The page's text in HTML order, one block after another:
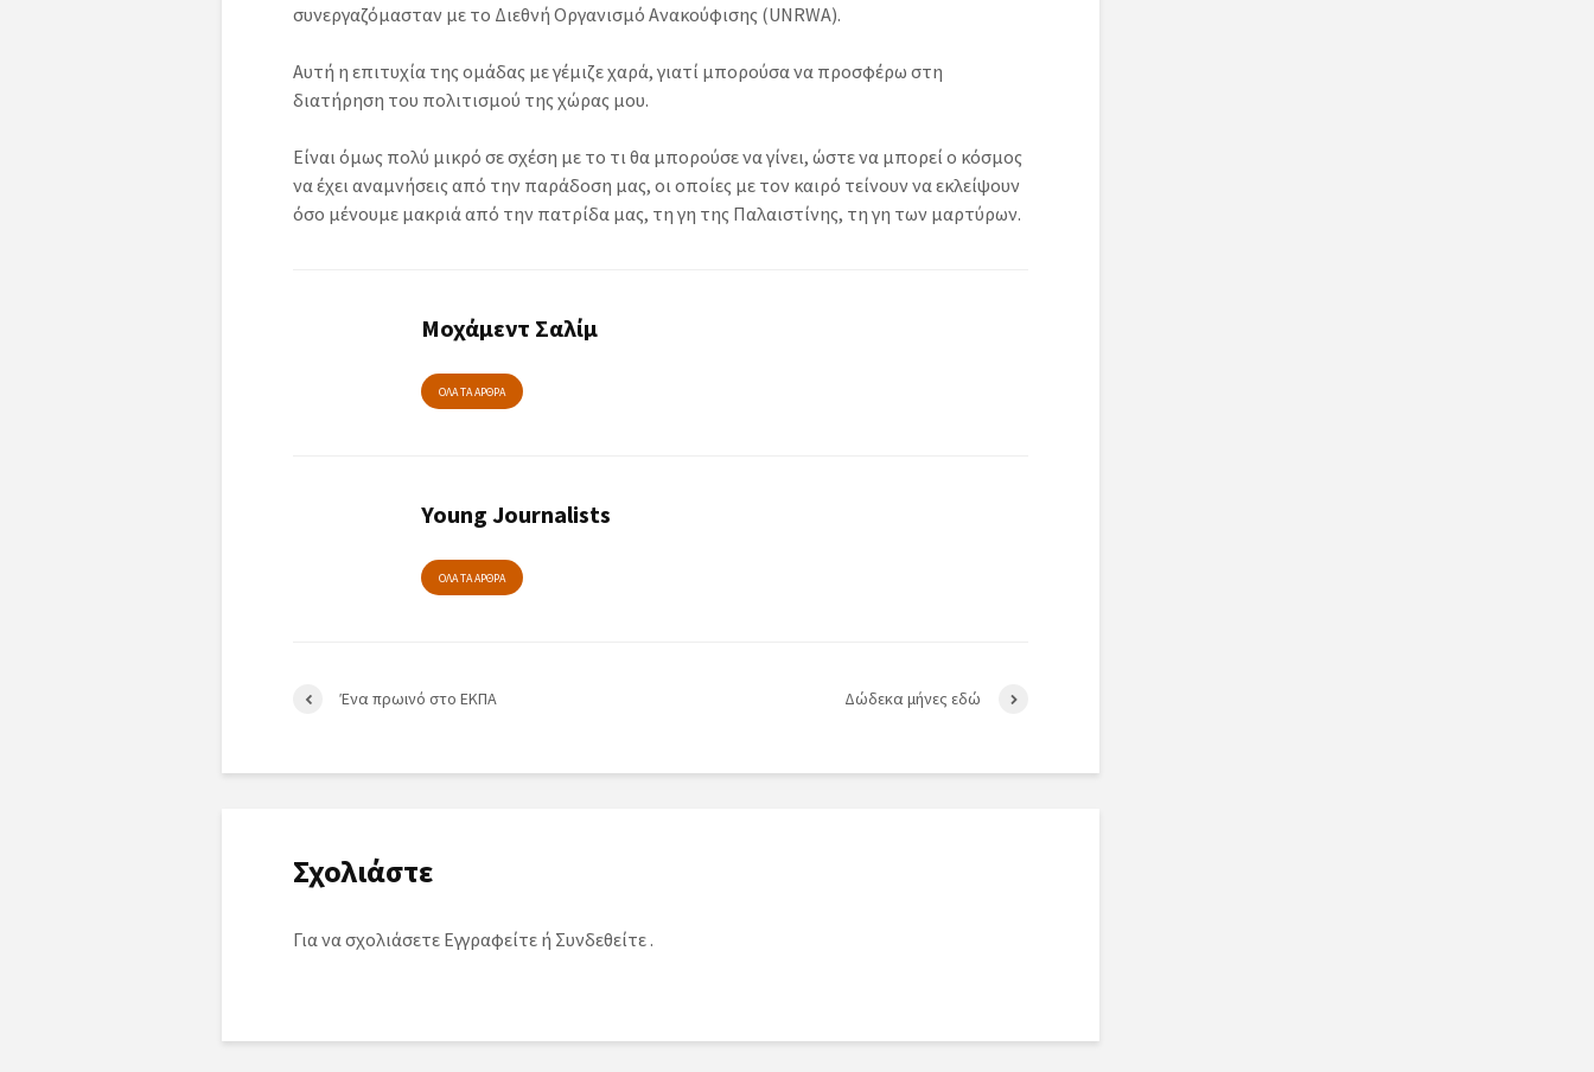
συνεργαζόμασταν με το Διεθνή Οργανισμό Ανακούφισης (UNRWA).
Αυτή η επιτυχία της ομάδας με γέμιζε χαρά, γιατί μπορούσα να προσφέρω στη
διατήρηση του πολιτισμού της χώρας μου.
Είναι όμως πολύ μικρό σε σχέση με το τι θα μπορούσε να γίνει, ώστε να μπορεί ο κόσμος
να έχει αναμνήσεις από την παράδοση μας, οι οποίες με τον καιρό τείνουν να εκλείψουν
όσο μένουμε μακριά από την πατρίδα μας, τη γη της Παλαιστίνης, τη γη των μαρτύρων.
Μοχάμεντ Σαλίμ
ΟΛΑ ΤΑ ΑΡΘΡΑ
Young Journalists
ΟΛΑ ΤΑ ΑΡΘΡΑ
Ένα πρωινό στο ΕΚΠΑ Δώδεκα μήνες εδώ
Σχολιάστε
Για να σχολιάσετε Εγγραφείτε ή Συνδεθείτε .